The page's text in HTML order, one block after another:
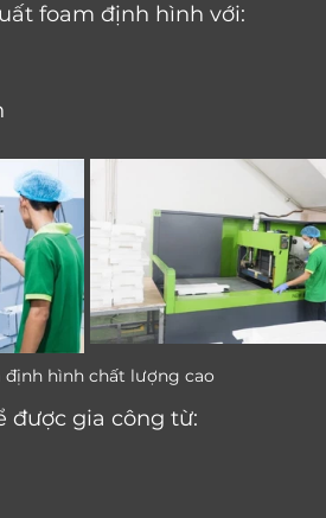
foam định hình với:
xuất foam định hình chất lượng cao
được gia công từ: